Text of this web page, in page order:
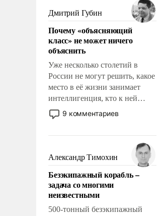
Дмитрий Губин
Почему «объясняющий
класс» не может ничего
объяснить
Уже несколько столетий в
России не могут решить, какое
место в её жизни занимает
интеллигенция, кто к ней
принадлежит, а кого из неё
исключили с правом
чем она отличается от просто
образованных людей. Иногда
казалось, что эти вопросы
решены раз и навсегда, но –
нет, не решены.
9 комментариев
Александр Тимохин
Безэкипажный корабль –
задача со многими
неизвестными
500-тонный безэкипажный